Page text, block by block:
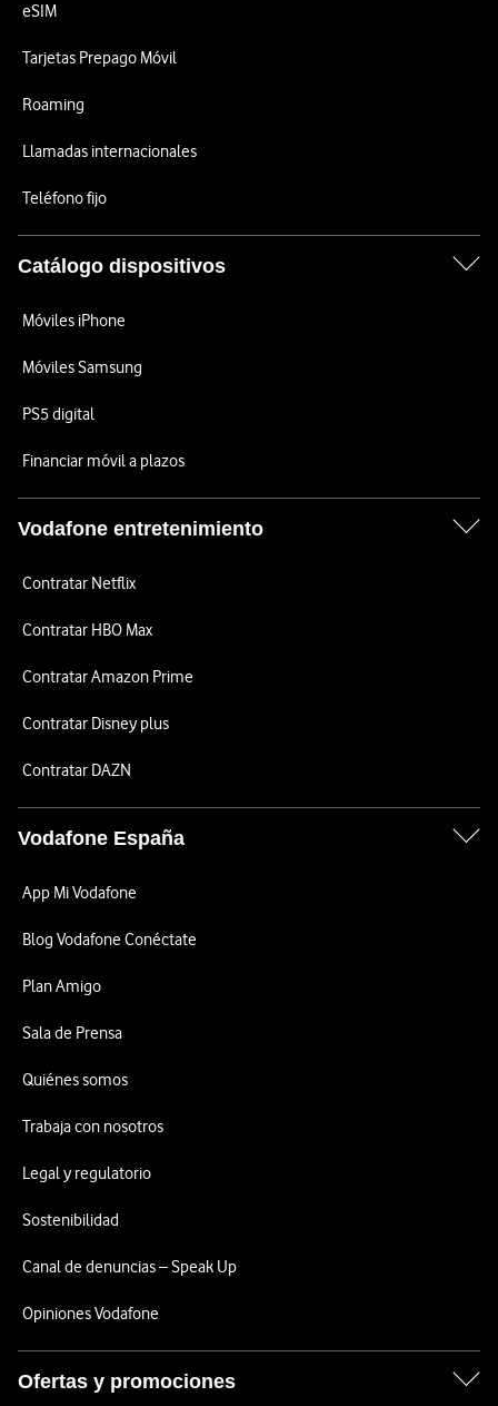
eSIM
Tarjetas Prepago Móvil
Roaming
Llamadas internacionales
Teléfono fijo
Catálogo dispositivos
Móviles iPhone
Móviles Samsung
PS5 digital
Financiar móvil a plazos
Vodafone entretenimiento
Contratar Netflix
Contratar HBO Max
Contratar Amazon Prime
Contratar Disney plus
Contratar DAZN
Vodafone España
App Mi Vodafone
Blog Vodafone Conéctate
Plan Amigo
Sala de Prensa
Quiénes somos
Trabaja con nosotros
Legal y regulatorio
Sostenibilidad
Canal de denuncias – Speak Up
Opiniones Vodafone
Ofertas y promociones